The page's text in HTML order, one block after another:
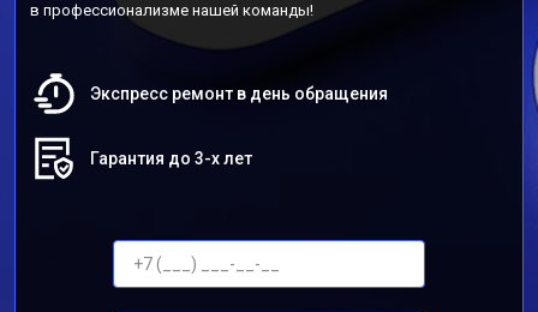
в профессионализме нашей команды!
Экспресс ремонт в день обращения
Гарантия до 3-х лет